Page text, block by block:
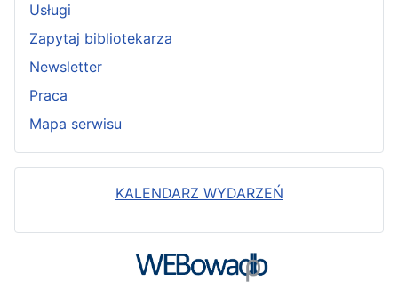
Usługi
Zapytaj bibliotekarza
Newsletter
Praca
Mapa serwisu
KALENDARZ WYDARZEŃ